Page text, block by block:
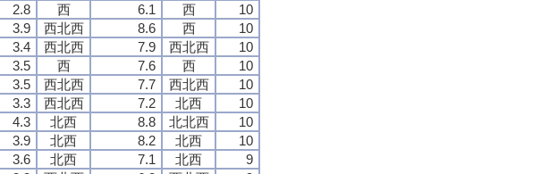
2.8 西 6.1 西
10
3.9 西北西 8.6 西
10
3.4 西北西 7.9 西北西
10
3.5 西 7.6 西
10
3.5 西北西 7.7 西北西
10
3.3 西北西 7.2 北西
10
4.3 北西 8.8 北北西
10
3.9 北西 8.2 北西
10
3.6 北西 7.1 北西
9